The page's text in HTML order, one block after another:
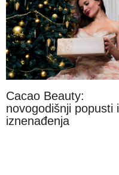
Cacao Beauty:
novogodišnji popusti i
iznenađenja